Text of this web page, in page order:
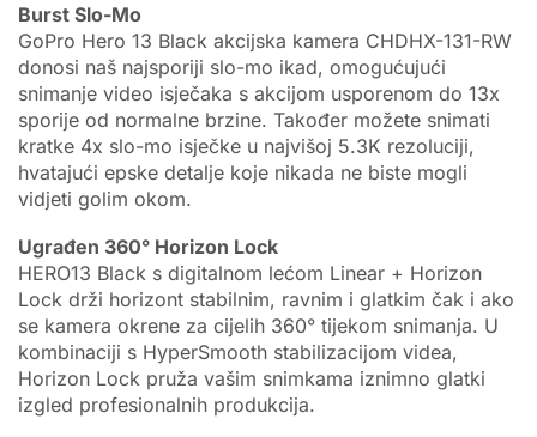
Burst Slo-Mo
GoPro Hero 13 Black akcijska kamera CHDHX-131-RW
donosi naš najsporiji slo-mo ikad, omogućujući
snimanje video isječaka s akcijom usporenom do 13x
sporije od normalne brzine. Također možete snimati
kratke 4x slo-mo isječke u najvišoj 5.3K rezoluciji,
hvatajući epske detalje koje nikada ne biste mogli
vidjeti golim okom.
Ugrađen 360° Horizon Lock
HERO13 Black s digitalnom lećom Linear + Horizon
Lock drži horizont stabilnim, ravnim i glatkim čak i ako
se kamera okrene za cijelih 360° tijekom snimanja. U
kombinaciji s HyperSmooth stabilizacijom videa,
Horizon Lock pruža vašim snimkama iznimno glatki
izgled profesionalnih produkcija.